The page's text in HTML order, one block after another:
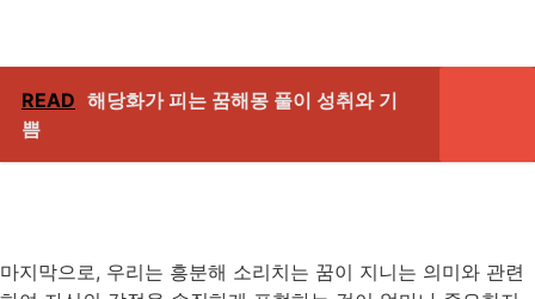
READ 해당화가 피는 꿈해몽 풀이 성취와 기
쁨
마지막으로, 우리는 흥분해 소리치는 꿈이 지니는 의미와 관련